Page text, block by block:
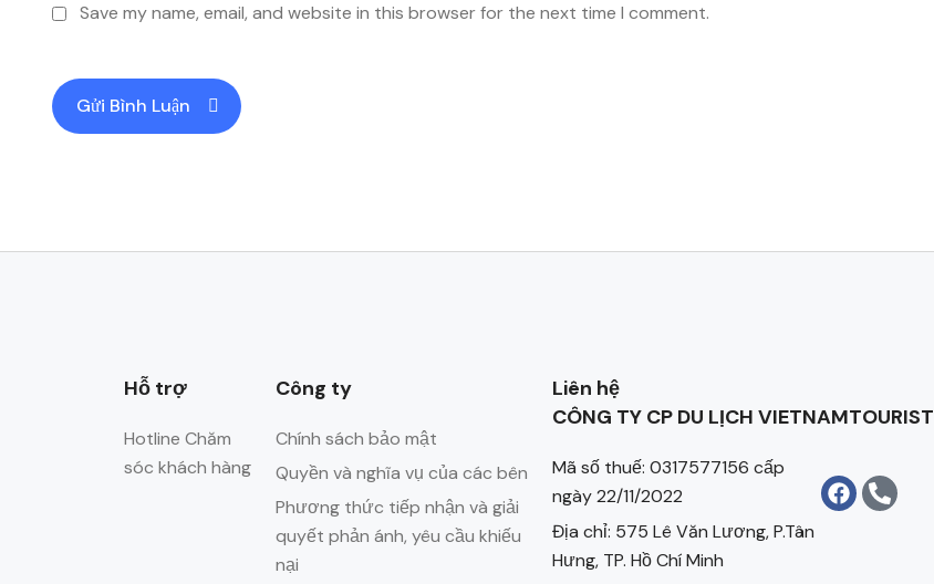
Save my name, email, and website in this browser for the next time I comment.
Hỗ trợ
Hotline Chăm
sóc khách hàng
Công ty
Chính sách bảo mật
Quyền và nghĩa vụ của các bên
Phương thức tiếp nhận và giải
quyết phản ánh, yêu cầu khiếu
nại
Liên hệ
CÔNG TY CP DU LỊCH VIETNAMTOURIST
Mã số thuế: 0317577156 cấp
ngày 22/11/2022
Địa chỉ: 575 Lê Văn Lương, P.Tân
Hưng, TP. Hồ Chí Minh